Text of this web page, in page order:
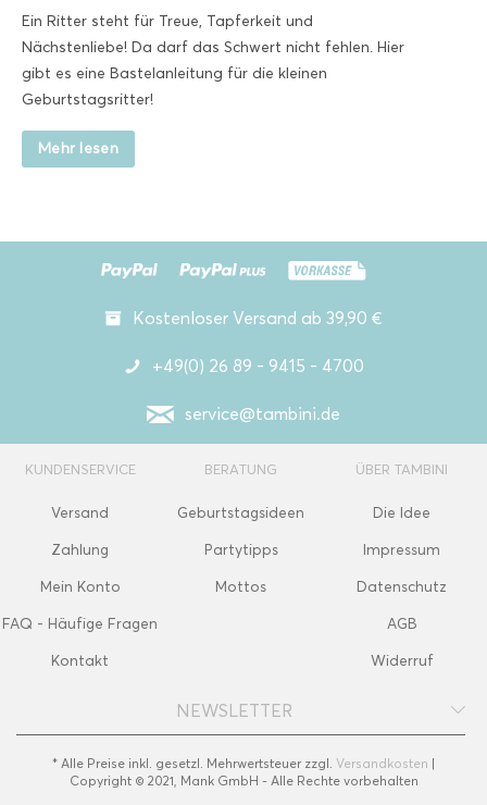
Ein Ritter steht für Treue, Tapferkeit und
Nächstenliebe! Da darf das Schwert nicht fehlen. Hier
gibt es eine Bastelanleitung für die kleinen
Geburtstagsritter!
Mehr lesen
Kostenloser Versand ab 39,90 €
+49(0) 26 89 - 9415 - 4700
service@tambini.de
KUNDENSERVICE
Versand
Zahlung
Mein Konto
FAQ - Häufige Fragen
Kontakt
BERATUNG
Geburtstagsideen
Partytipps
Mottos
ÜBER TAMBINI
Die Idee
Impressum
Datenschutz
AGB
Widerruf
NEWSLETTER
* Alle Preise inkl. gesetzl. Mehrwertsteuer zzgl. Versandkosten |
Copyright © 2021, Mank GmbH - Alle Rechte vorbehalten